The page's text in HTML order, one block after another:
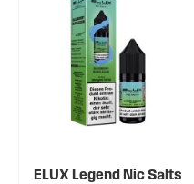
ELUX Legend Nic Salts